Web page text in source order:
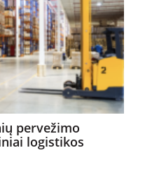
pervežimo
logistikos